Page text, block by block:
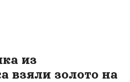
из
взяли золото на